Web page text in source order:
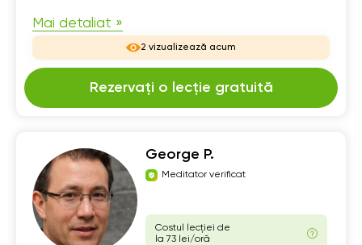
Mai detaliat »
2 vizualizează acum
Rezervați o lecție gratuită
George P.
Meditator verificat
Costul lecției de
la 73 lei/oră